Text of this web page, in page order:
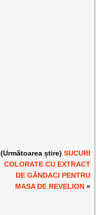
(Următoarea știre) SUCURI
COLORATE CU EXTRACT
DE GÂNDACI PENTRU
MASA DE REVELION»